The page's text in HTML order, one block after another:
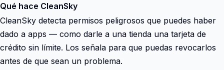
Qué hace CleanSky
CleanSky detecta permisos peligrosos que puedes haber
dado a apps — como darle a una tienda una tarjeta de
crédito sin límite. Los señala para que puedas revocarlos
antes de que sean un problema.